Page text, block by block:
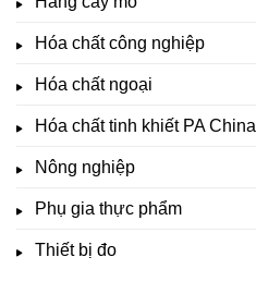
Chất
Hóa chất công nghiệp
Hóa chất ngoại
Hóa chất tinh khiết PA China
Nông nghiệp
Phụ gia thực phẩm
Thiết bị đo